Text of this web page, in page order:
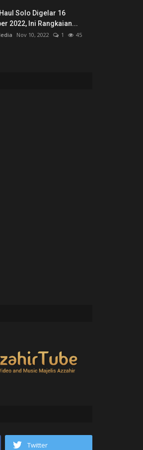
Solo Digelar 16
2022, Ini Rangkaian...
Nov 10, 2022 1 45
Twitter